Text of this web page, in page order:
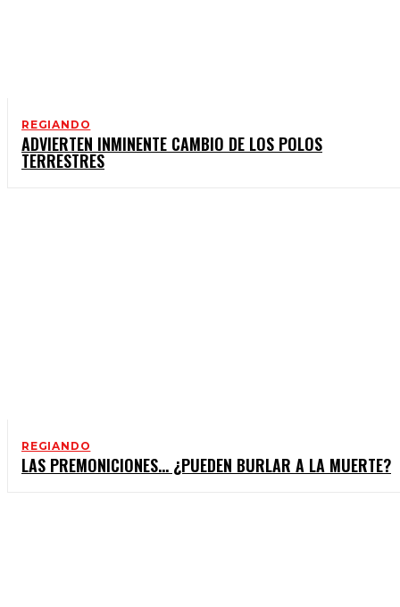
REGIANDO
ADVIERTEN INMINENTE CAMBIO DE LOS POLOS
TERRESTRES
REGIANDO
LAS PREMONICIONES… ¿PUEDEN BURLAR A LA MUERTE?